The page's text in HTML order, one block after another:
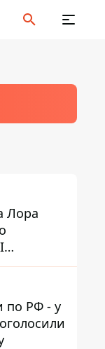
Лора
по РФ - у